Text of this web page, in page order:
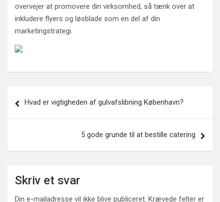
overvejer at promovere din virksomhed, så tænk over at
inkludere flyers og løsblade som en del af din
marketingstrategi.
Hvad er vigtigheden af gulvafslibning København?
5 gode grunde til at bestille catering
Skriv et svar
Din e-mailadresse vil ikke blive publiceret. Krævede felter er